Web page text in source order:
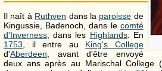
Il naît à Ruthven dans la paroisse de
Kingussie, Badenoch, dans le comté
d'Inverness , dans les Highlands. En
1753 , il entre au King's College
d'Aberdeen , avant d'être envoyé
deux ans après au Marischal College